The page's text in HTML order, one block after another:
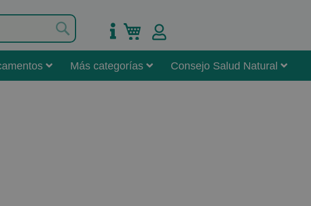
Mi carrito
Más categorías Consejo Salud Natural